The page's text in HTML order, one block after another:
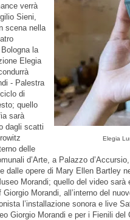
Elegia
verrà
Sieni,
scena nella
la
Elegia
- Palestra
di
quello
sarà
dagli scatti
delle
d’Arte, a Palazzo
dalle opere di Mary Ellen Bartley
Morandi; quello del video
Giorgio Morandi, all’interno del
l’installazione sonora e live
Giorgio Morandi e per i Fienili